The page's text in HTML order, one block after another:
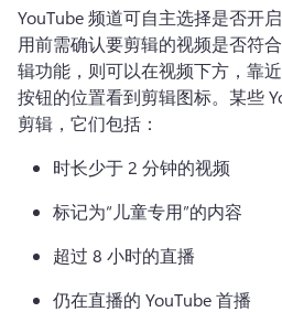
YouTube 频道可自主选择是否开
用前需确认要剪辑的视频是否符合
辑功能，则可以在视频下方，靠
按钮的位置看到剪辑图标。 某些
剪辑，它们包括：
时长少于 2 分钟的视频
标记为“儿童专用”的内容
超过 8 小时的直播
仍在直播的 YouTube 首播